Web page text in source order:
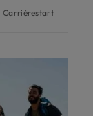
Carrièrestart